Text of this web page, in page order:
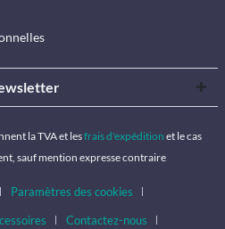
la TVA et lesfrais d'expédition et le cas
sauf mention expresse contraire
Paramètres des cookies
Contactez-nous